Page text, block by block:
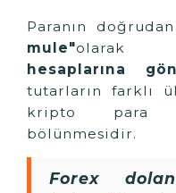
Paranın
mule"olarak
hesaplarına
tutarların farklı
kripto para
bölünmesidir.
Forex